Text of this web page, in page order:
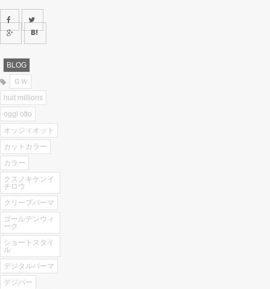
(新
し
い
ウ
ン
ド
ウ
で
開
き
ま
す)
ッ
ク
し
て
だ
い
し
い
ウ
ィ
ン
ド
ウ
で
開
き
BLOG
ＧＷ
huit millions
oggi otto
オッジィオット
カットカラー
カラー
クスノキケンイ
チロウ
クリープパーマ
ゴールデンウィ
ーク
ショートスタイ
ル
デジタルパーマ
デジパー